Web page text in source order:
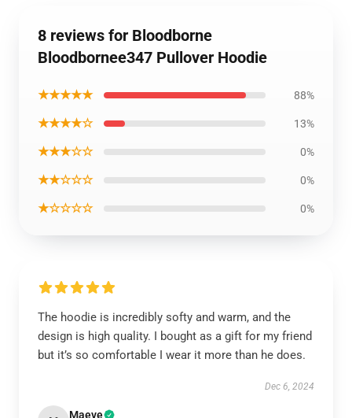
8 reviews for Bloodborne
Bloodbornee347 Pullover Hoodie
★★★★★ 88%
★★★★☆ 13%
★★★☆☆ 0%
★★☆☆☆ 0%
★☆☆☆☆ 0%
The hoodie is incredibly softy and warm, and the
design is high quality. I bought as a gift for my friend
but it’s so comfortable I wear it more than he does.
Dec 6, 2024
Maeve